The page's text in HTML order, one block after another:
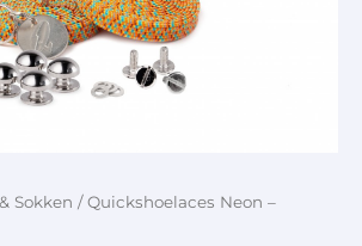
Sokken / Quickshoelaces Neon –